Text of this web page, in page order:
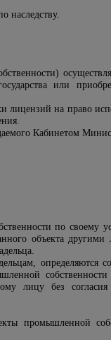
наследству.
или
лицензий на право
Кабинетом
по своему
объекта
определяются
лицу без согласия
промышленной